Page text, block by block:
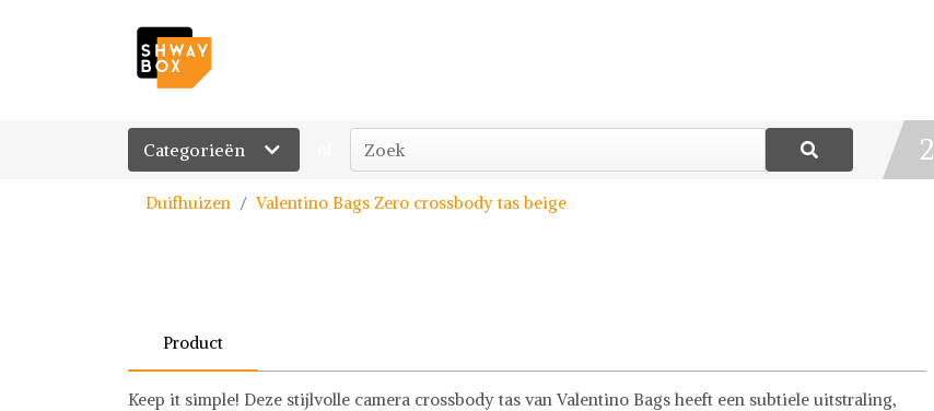
Categorieën 2
Duifhuizen Valentino Bags Zero crossbody tas beige
Product
Keep it simple! Deze stijlvolle camera crossbody tas van Valentino Bags heeft een subtiele uitstraling,